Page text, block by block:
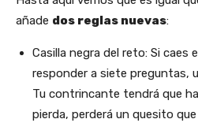
añade dos reglas nuevas:
Casilla negra del reto: Si caes
responder a siete preguntas,
Tu contrincante tendrá que
pierda, perderá un quesito